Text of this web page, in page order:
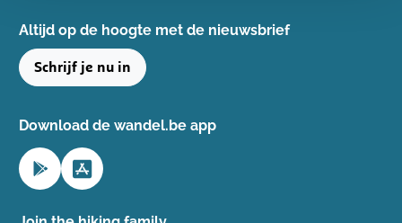
Altijd op de hoogte ​met de nieuwsbrief
Schrijf je nu in
Download de wandel.be app